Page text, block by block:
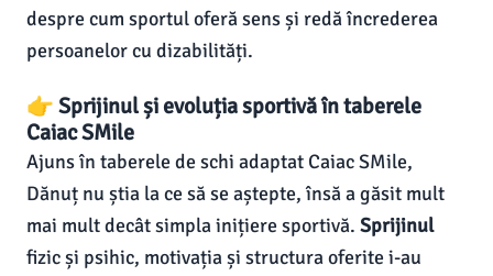
despre cum sportul oferă sens și redă încrederea
persoanelor cu dizabilități.
👉 Sprijinul și evoluția sportivă în taberele
Caiac SMile
Ajuns în taberele de schi adaptat Caiac SMile,
Dănuț nu știa la ce să se aștepte, însă a găsit mult
mai mult decât simpla inițiere sportivă. Sprijinul
fizic și psihic, motivația și structura oferite i-au